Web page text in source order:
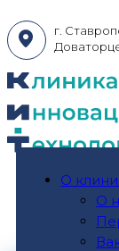
г.
пн -
О
О